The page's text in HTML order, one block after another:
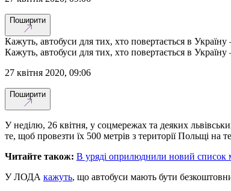
Поширити
Кажуть, автобуси для тих, хто повертається в Україну
Кажуть, автобуси для тих, хто повертається в Україну
27 квітня 2020, 09:06
Поширити
У неділю, 26 квітня, у соцмережах та деяких
те, щоб провезти їх 500 метрів з території Польщі на
Читайте також: В уряді оприлюднили новий список
У ЛОДА кажуть, що автобуси мають бути